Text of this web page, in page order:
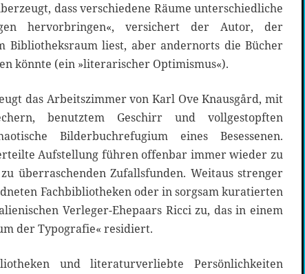
dass verschiedene Räume unterschiedliche
hervorbringen«, versichert der Autor, der
Bibliotheksraum liest, aber andernorts die Bücher
könnte (ein »literarischer Optimismus«).
das Arbeitszimmer von Karl Ove Knausgård, mit
benutztem Geschirr und vollgestopften
Bilderbuchrefugium eines Besessenen.
Aufstellung führen offenbar immer wieder zu
überraschenden Zufallsfunden. Weitaus strenger
Fachbibliotheken oder in sorgsam kuratierten
Verleger-Ehepaars Ricci zu, das in einem
der Typografie« residiert.
und literaturverliebte Persönlichkeiten